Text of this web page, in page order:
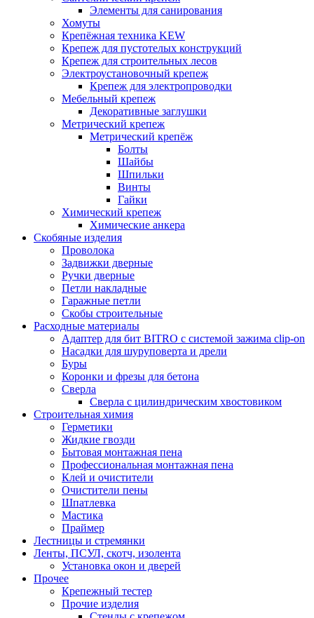
Элементы для санирования
Хомуты
Крепёжная техника KEW
Крепеж для пустотелых конструкций
Крепеж для строительных лесов
Электроустановочный крепеж
Крепеж для электропроводки
Мебельный крепеж
Декоративные заглушки
Метрический крепеж
Метрический крепёж
Болты
Шайбы
Шпильки
Винты
Гайки
Химический крепеж
Химические анкера
Скобяные изделия
Проволока
Задвижки дверные
Ручки дверные
Петли накладные
Гаражные петли
Скобы строительные
Расходные материалы
Адаптер для бит BITRO с системой зажима clip-on
Насадки для шуруповерта и дрели
Буры
Коронки и фрезы для бетона
Сверла
Сверла с цилиндрическим хвостовиком
Строительная химия
Герметики
Жидкие гвозди
Бытовая монтажная пена
Профессиональная монтажная пена
Клей и очистители
Очистители пены
Шпатлевка
Мастика
Праймер
Лестницы и стремянки
Ленты, ПСУЛ, скотч, изолента
Установка окон и дверей
Прочее
Крепежный тестер
Прочие изделия